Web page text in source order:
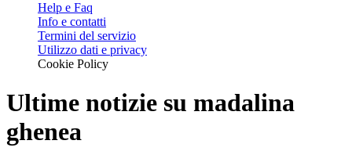
Help e Faq
Info e contatti
Termini del servizio
Utilizzo dati e privacy
Cookie Policy
Ultime notizie su madalina
ghenea